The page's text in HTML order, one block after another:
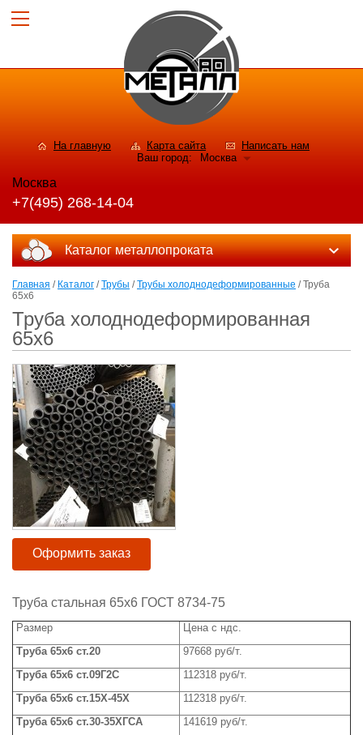
На главную Карта сайта
Написать нам
Ваш город:
Москва
Москва
+7(495) 268-14-04
Каталог металлопроката
Главная / Каталог /Трубы /Трубы холоднодеформированные / Труба
65x6
Труба холоднодеформированная
65x6
Оформить заказ
Труба стальная 65x6 ГОСТ 8734-75
Размер
Цена с ндс.
Труба 65x6 ст.20
97668 руб/т.
Труба 65x6 ст.09Г2С
112318 руб/т.
Труба 65x6 ст.15Х-45Х
112318 руб/т.
Труба 65x6 ст.30-35ХГСА 141619 руб/т.